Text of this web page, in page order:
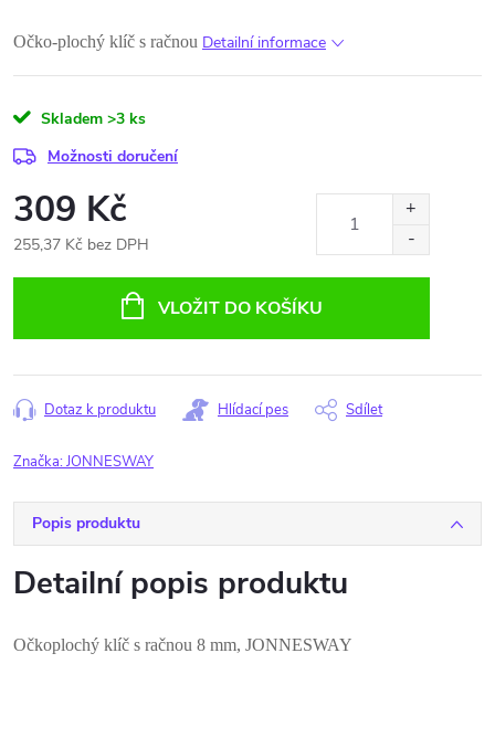
Očko-plochý klíč s račnou Detailní informace
Skladem >3 ks
Možnosti doručení
309 Kč
255,37 Kč bez DPH
VLOŽIT DO KOŠÍKU
Dotaz k produktu Hlídací pes Sdílet
Značka:JONNESWAY
Popis produktu
Detailní popis produktu
Očkoplochý klíč s račnou 8 mm, JONNESWAY